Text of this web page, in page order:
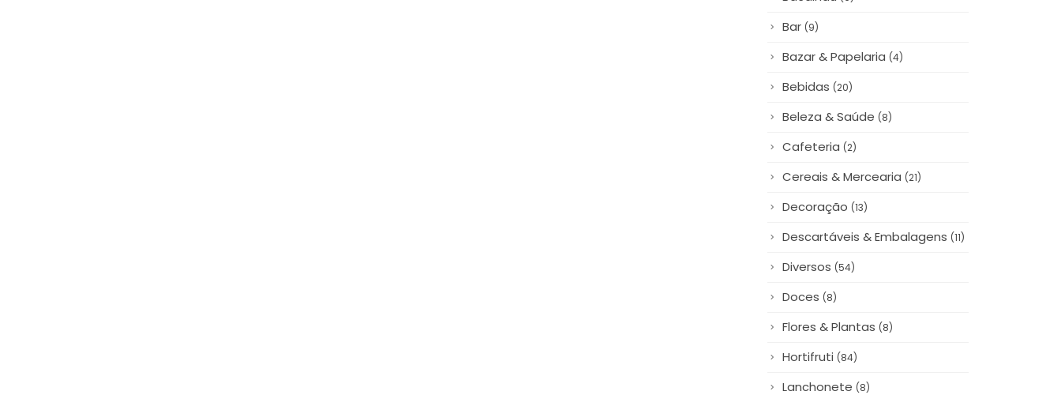
Bar (9)
Bazar & Papelaria (4)
Bebidas (20)
Beleza & Saúde (8)
Cafeteria (2)
Cereais & Mercearia (21)
Decoração (13)
Descartáveis & Embalagens (11)
Diversos (54)
Doces (8)
Flores & Plantas (8)
Hortifruti (84)
Lanchonete (8)